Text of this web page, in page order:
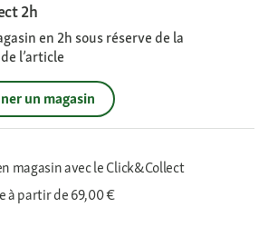
2h
en 2h sous réserve de la
l’article
un magasin
magasin avec le Click&Collect
à partir de 69,00 €